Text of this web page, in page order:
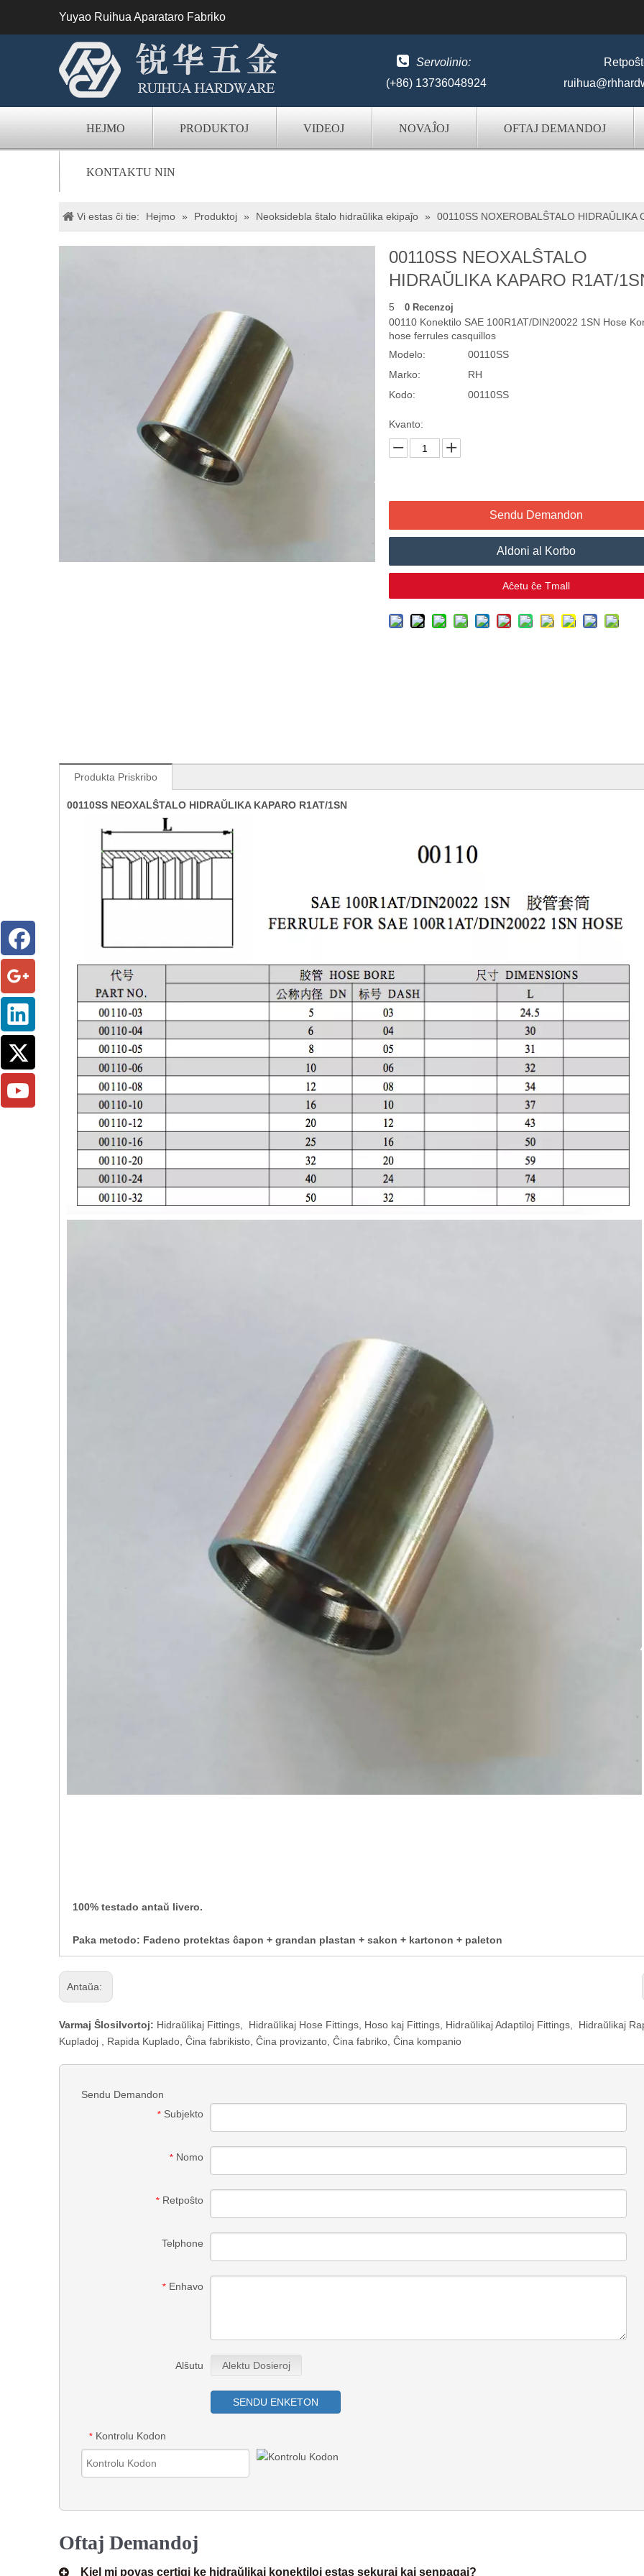
Yuyao Ruihua Aparataro Fabriko
 Servolinio:
(+86) 13736048924
HEJMO PRODUKTOJ VIDEOJ NOVAĴOJ OFTAJ DEMANDOJ
KONTAKTU NIN
Vi estas ĉi tie: Hejmo » Produktoj » Neoksidebla ŝtalo hidraŭlika ekipaĵo » 00110SS NOXEROBALŜTALO HIDRAŬLIKA
00110SS NEOXALŜTALO
HIDRAŬLIKA KAPARO R1AT/
5 0 Recenzoj
00110 Konektilo SAE 100R1AT/DIN20022 1SN Hose
hose ferrules casquillos
Modelo:
00110SS
Marko:
RH
Kodo:
00110SS
Kvanto:
Sendu Demandon
Aldoni al Korbo
Aĉetu ĉe Tmall
Produkta Priskribo
00110SS NEOXALŜTALO HIDRAŬLIKA KAPARO R1AT/1SN
100% testado antaŭ livero.
Paka metodo: Fadeno protektas ĉapon + grandan plastan + sakon + kartonon + paleton
Antaŭa:
Varmaj Ŝlosilvortoj: Hidraŭlikaj Fittings Hidraŭlikaj Hose Fittings Hoso kaj Fittings Hidraŭlikaj Adaptiloj Fittings
Hidraŭlikaj
Kupladoj
Rapida Kuplado Ĉina fabrikisto, Ĉina provizanto, Ĉina fabriko, Ĉina kompanio
Sendu Demandon
* Subjekto
* Nomo
* Retpoŝto
Telphone
* Enhavo
Alŝutu Alektu Dosieroj
SENDU ENKETON
* Kontrolu Kodon
Oftaj Demandoj
Kiel mi povas certigi ke hidraŭlikaj konektiloj estas sekuraj kaj senpagaj?